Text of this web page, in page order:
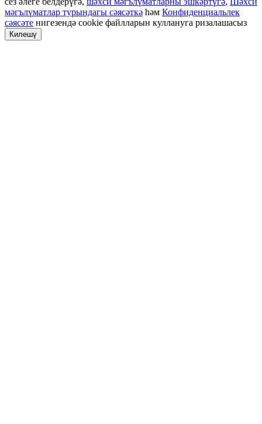
мәгълүматлар турындагы сәясәткә һәм Конфиденциальлек
сәясәте нигезендә cookie файлларын куллануга ризалашасыз
Килешү